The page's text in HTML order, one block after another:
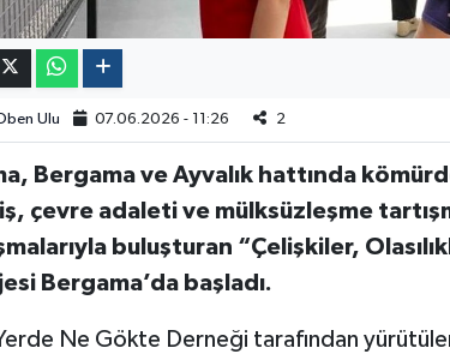
Ulu 07.06.2026 - 11:26 2
Bergama ve Ayvalık hattında
çevre adaleti ve mülksüzleşme
buluşturan “Çelişkiler,
Bergama’da başladı.
Ne Gökte Derneği tarafından